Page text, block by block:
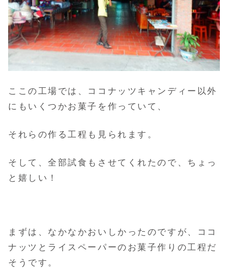
ここの工場では、ココナッツキャンディー以外
にもいくつかお菓子を作っていて、
それらの作る工程も見られます。
そして、全部試食もさせてくれたので、ちょっ
と嬉しい！
まずは、なかなかおいしかったのですが、ココ
ナッツとライスペーパーのお菓子作りの工程だ
そうです。